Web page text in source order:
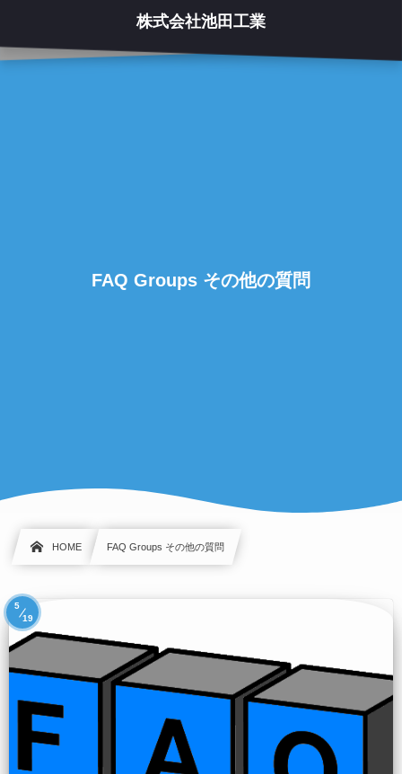
株式会社池田工業
FAQ Groups その他の質問
HOME FAQ Groups その他の質問
5
19